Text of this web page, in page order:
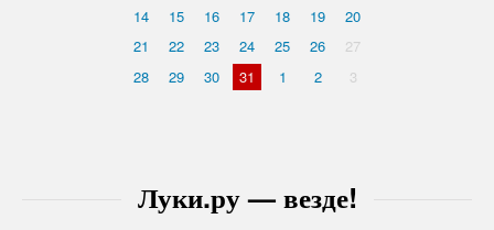
Луки.ру — везде!
14
15 16 17 18 19
20
21
22 23 24 25 26
27
28
29 30 31 1 2 3